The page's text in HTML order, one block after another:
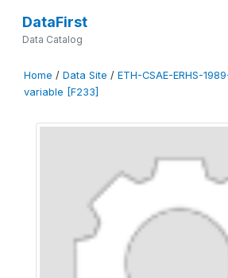
DataFirst
Data Catalog
Home / Data Site / ETH-CSAE-ERHS-
variable [F233]